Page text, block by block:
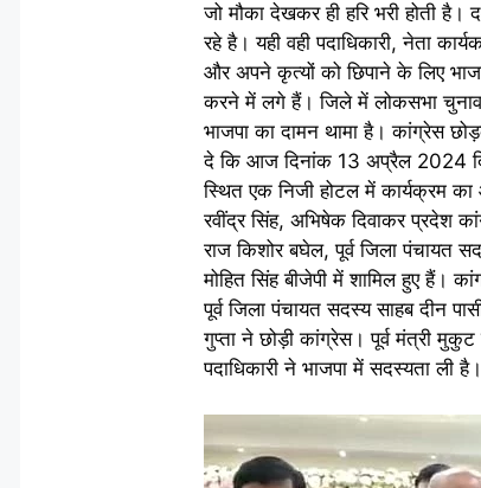
जो मौका देखकर ही हरि भरी होती है।
रहे है। यही वही पदाधिकारी, नेता
और अपने कृत्यों को छिपाने के लिए
करने में लगे हैं। जिले में लोकसभा चुनाव
भाजपा का दामन थामा है। कांग्रेस
दे कि आज दिनांक 13 अप्रैल 2024
स्थित एक निजी होटल में कार्यक्रम
रवींद्र सिंह, अभिषेक दिवाकर प्रदेश
राज किशोर बघेल, पूर्व जिला पंचायत
मोहित सिंह बीजेपी में शामिल हुए हैं।
पूर्व जिला पंचायत सदस्य साहब दीन
गुप्ता ने छोड़ी कांग्रेस। पूर्व मंत्री
पदाधिकारी ने भाजपा में सदस्यता ली